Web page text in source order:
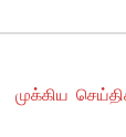
முக்கிய